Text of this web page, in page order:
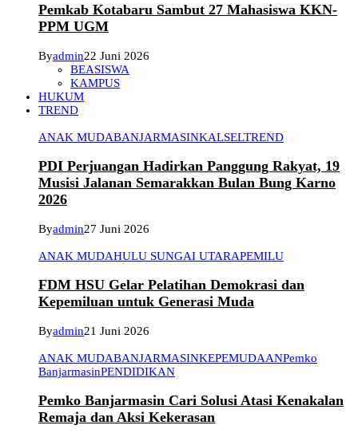
Pemkab Kotabaru Sambut 27 Mahasiswa KKN-
PPM UGM
Byadmin22 Juni 2026
BEASISWA
KAMPUS
HUKUM
TREND
ANAK MUDABANJARMASINKALSELTREND
PDI Perjuangan Hadirkan Panggung Rakyat, 19
Musisi Jalanan Semarakkan Bulan Bung Karno
2026
Byadmin27 Juni 2026
ANAK MUDAHULU SUNGAI UTARAPEMILU
FDM HSU Gelar Pelatihan Demokrasi dan
Kepemiluan untuk Generasi Muda
Byadmin21 Juni 2026
ANAK MUDABANJARMASINKEPEMUDAANPemko
BanjarmasinPENDIDIKAN
Pemko Banjarmasin Cari Solusi Atasi Kenakalan
Remaja dan Aksi Kekerasan